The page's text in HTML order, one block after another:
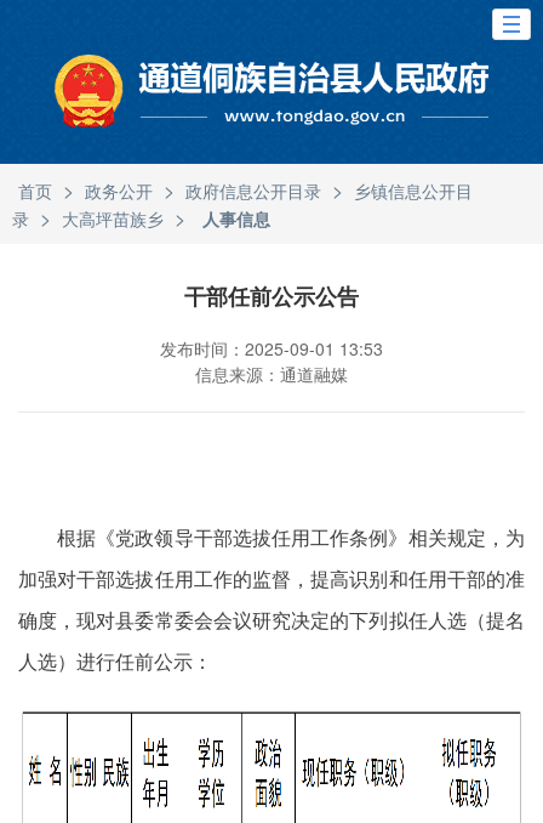
首页 > 政务公开 > 政府信息公开目录 >
乡镇信息公开目
录 > 大高坪苗族乡 > 人事信息
干部任前公示公告
发布时间：2025-09-01 13:53
信息来源：通道融媒
根据《党政领导干部选拔任用工作条例》相关规定，为
加强对干部选拔任用工作的监督，提高识别和任用干部的准
确度，现对县委常委会会议研究决定的下列拟任人选（提名
人选）进行任前公示：